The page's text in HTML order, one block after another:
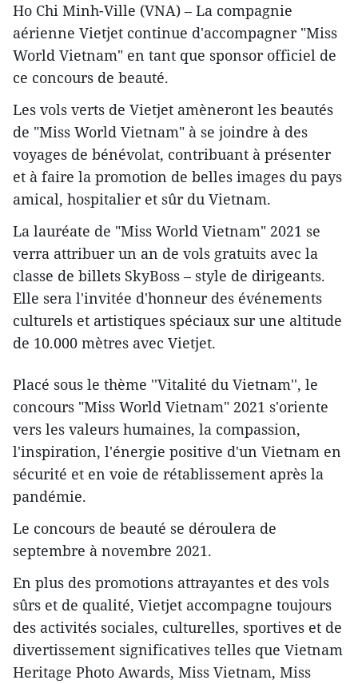
Ho Chi Minh-Ville (VNA) – La compagnie
aérienne Vietjet continue d'accompagner "Miss
World Vietnam" en tant que sponsor officiel de
ce concours de beauté.
Les vols verts de Vietjet amèneront les beautés
de "Miss World Vietnam" à se joindre à des
voyages de bénévolat, contribuant à présenter
et à faire la promotion de belles images du pays
amical, hospitalier et sûr du Vietnam.
La lauréate de "Miss World Vietnam" 2021 se
verra attribuer un an de vols gratuits avec la
classe de billets SkyBoss – style de dirigeants.
Elle sera l'invitée d'honneur des événements
culturels et artistiques spéciaux sur une altitude
de 10.000 mètres avec Vietjet.
Placé sous le thème ''Vitalité du Vietnam'', le
concours "Miss World Vietnam" 2021 s'oriente
vers les valeurs humaines, la compassion,
l'inspiration, l'énergie positive d'un Vietnam en
sécurité et en voie de rétablissement après la
pandémie.
Le concours de beauté se déroulera de
septembre à novembre 2021.
En plus des promotions attrayantes et des vols
sûrs et de qualité, Vietjet accompagne toujours
des activités sociales, culturelles, sportives et de
divertissement significatives telles que Vietnam
Heritage Photo Awards, Miss Vietnam, Miss